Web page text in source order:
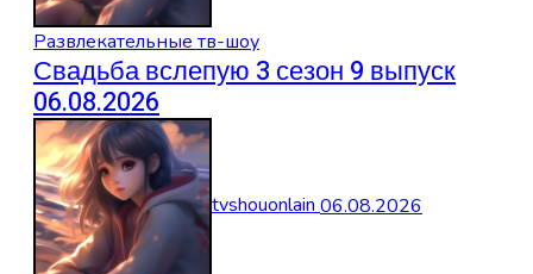
Развлекательные тв-шоу
Свадьба вслепую 3 сезон 9 выпуск
06.08.2026
tvshouonlain06.08.2026